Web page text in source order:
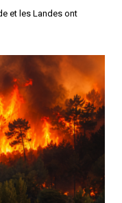
et les Landes ont